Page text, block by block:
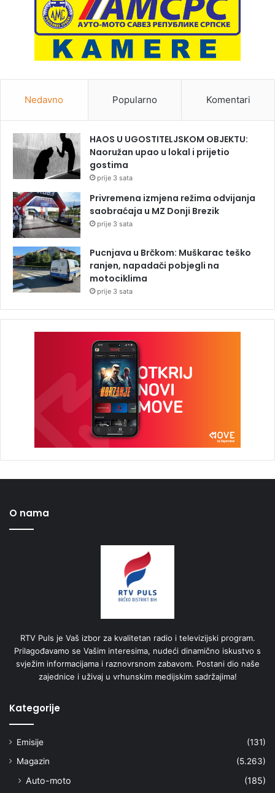
Nedavno Popularno Komentari
HAOS U UGOSTITELJSKOM OBJEKTU:
Naoružan upao u lokal i prijetio
gostima
prije 3 sata
Privremena izmjena režima odvijanja
saobraćaja u MZ Donji Brezik
prije 3 sata
Pucnjava u Brčkom: Muškarac teško
ranjen, napadači pobjegli na
motociklima
prije 3 sata
O nama
RTV Puls je Vaš izbor za kvalitetan radio i televizijski program.
Prilagođavamo se Vašim interesima, nudeći dinamično iskustvo s
svježim informacijama i raznovrsnom zabavom. Postani dio naše
zajednice i uživaj u vrhunskim medijskim sadržajima!
Kategorije
Emisije
(131)
Magazin
(5.263)
Auto-moto
(185)